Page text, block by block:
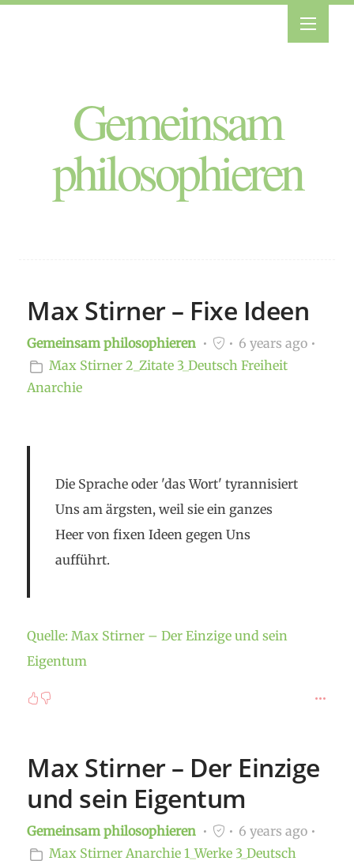
Gemeinsam
philosophieren
Max Stirner – Fixe Ideen
Gemeinsam philosophieren
6 years ago
Max Stirner 2_Zitate 3_Deutsch Freiheit
Anarchie
Die Sprache oder 'das Wort' tyrannisiert
Uns am ärgsten, weil sie ein ganzes
Heer von fixen Ideen gegen Uns
aufführt.
Quelle: Max Stirner – Der Einzige und sein
Eigentum
Max Stirner – Der Einzige
und sein Eigentum
Gemeinsam philosophieren
6 years ago
Max Stirner Anarchie 1_Werke 3_Deutsch